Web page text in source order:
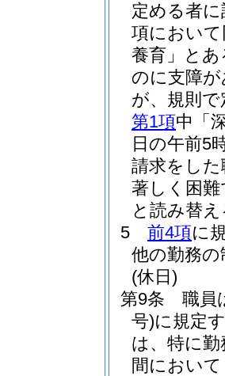
定める者
項におい
養育」と
のに支障
が、規則
第1項中「
日の午前5
請求をし
著しく困
と読み替
5
前4項に
他の勤務
(休日)
第9条
職員
号)に規定
は、特に
間におい